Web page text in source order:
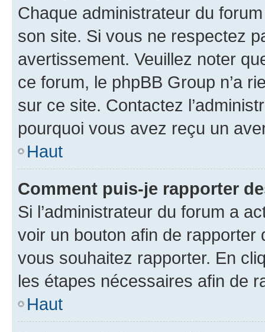
Chaque administrateur du
son site. Si vous ne respectez
avertissement. Veuillez noter
ce forum, le phpBB Group n’a
sur ce site. Contactez
pourquoi vous avez reçu un
Haut
Comment puis-je rapporter
Si l’administrateur du forum a
voir un bouton afin de
vous souhaitez rapporter. En
les étapes nécessaires afin de
Haut